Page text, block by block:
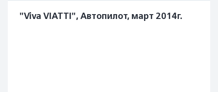
"Viva VIATTI", Автопилот, март 2014г.